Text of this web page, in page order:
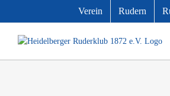
Verein Rudern